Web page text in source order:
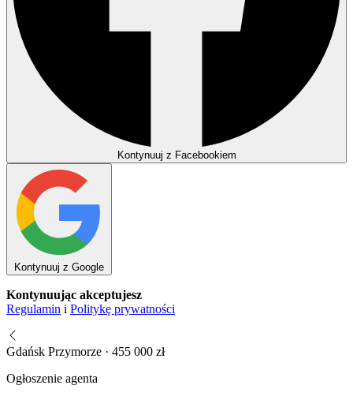
Kontynuuj z Facebookiem
Kontynuuj z Google
Kontynuując akceptujesz
Regulamin i Politykę prywatności
Gdańsk Przymorze · 455 000 zł
Ogłoszenie agenta